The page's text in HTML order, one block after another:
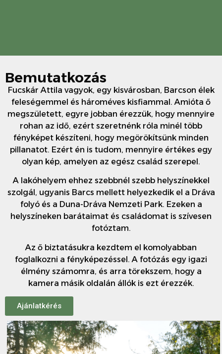
Bemutatkozás
Fucskár Attila vagyok, egy kisvárosban, Barcson élek
feleségemmel és hároméves kisfiammal. Amióta ő
megszületett, egyre jobban érezzük, hogy mennyire
rohan az idő, ezért szeretnénk róla minél több
fényképet készíteni, hogy megörökítsünk minden
pillanatot. Ezért én is tudom, mennyire értékes egy
olyan kép, amelyen az egész család szerepel.
A lakóhelyem ehhez szebbnél szebb helyszínekkel
szolgál, ugyanis Barcs mellett helyezkedik el a Dráva
folyó és a Duna-Dráva Nemzeti Park. Ezeken a
helyszíneken barátaimat és családomat is szívesen
fotóztam.
Az ő biztatásukra kezdtem el komolyabban
foglalkozni a fényképezéssel. A fotózás egy igazi
élmény számomra, és arra törekszem, hogy a
kamera másik oldalán állók is ezt érezzék.
Ajánlatkérés